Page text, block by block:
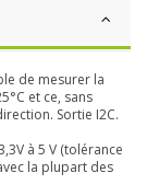
de mesurer la
et ce, sans
Sortie I2C.
à 5 V (tolérance
la plupart des